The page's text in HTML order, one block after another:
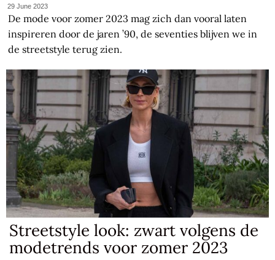
29 June 2023
De mode voor zomer 2023 mag zich dan vooral laten
inspireren door de jaren ’90, de seventies blijven we in
de streetstyle terug zien.
Streetstyle look: zwart volgens de
modetrends voor zomer 2023